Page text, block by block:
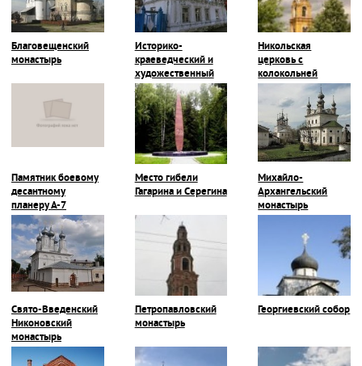
Благовещенский
монастырь
Историко-
краеведческий и
художественный
музей
Никольская
церковь с
колокольней
Памятник боевому
десантному
планеру А-7
Место гибели
Гагарина и Серегина
Михайло-
Архангельский
монастырь
Свято-Введенский
Никоновский
монастырь
Петропавловский
монастырь
Георгиевский собор